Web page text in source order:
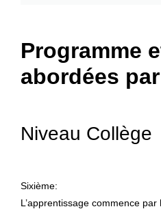
Programme
abordées
Niveau Collège
Sixième:
L’apprentissage commence